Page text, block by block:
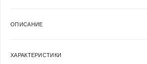
ОПИСАНИЕ
ХАРАКТЕРИСТИКИ